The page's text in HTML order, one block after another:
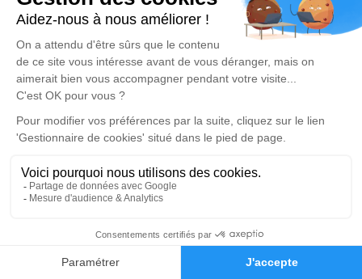
Faire-part Hommages
poèmes ou des textes. Cet endroit est un lieu
d'expression dédié à honorer la mémoire de Renée
ROUX.
Un service de plantation d’arbre hommage est
disponible ici.
Je rends hommage
Cérémonie religieuse
Église de Évaux-les-Bains
23110 Évaux-les-Bains